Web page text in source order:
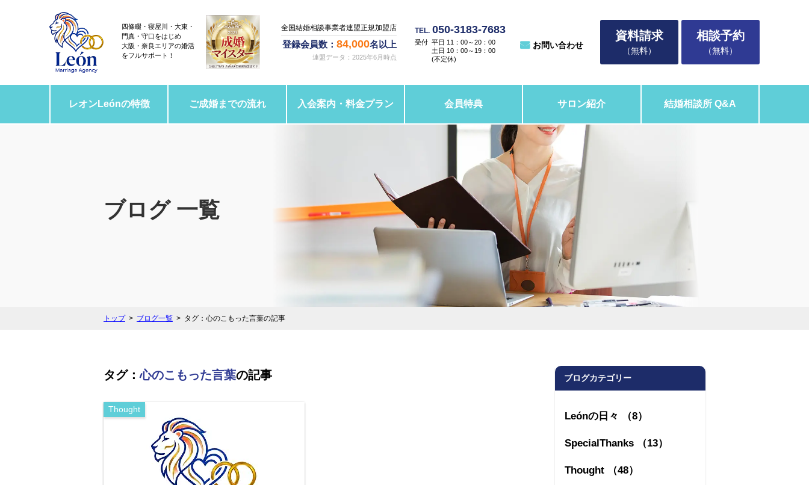
四條畷・寝屋川・大東・
門真・守口をはじめ
大阪・奈良エリアの婚活
をフルサポート！
全国結婚相談事業者連盟正規加盟店
登録会員数： 84,000名以上
連盟データ：2025年6月時点
TEL. 050-3183-7683
平日 11：00～20：00
土日 10：00～19：00
(不定休)
お問い合わせ
資料請求
（無料）
相談予約
（無料）
レオンLeónの特徴 ご成婚までの流れ 入会案内・料金プラン 会員特典 サロン紹介 結婚相談所 Q&A
ブログ 一覧
トップ ブログ一覧 タグ：心のこもった言葉の記事
タグ：心のこもった言葉の記事
Thought
ブログカテゴリー
Leónの日々 （8）
SpecialThanks （13）
Thought （48）